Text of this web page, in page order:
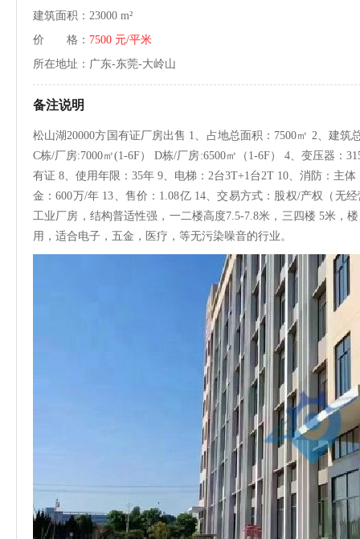
建筑面积：23000 m²
价 格： 7500 元/平米
所在地址：广东-东莞-大岭山
备注说明
松山湖20000方国有证厂房出售 1、占地总面积：7500㎡ 2、建筑
C栋/厂房:7000㎡(1-6F） D栋/厂房:6500㎡（1-6F） 4、变压器：
有证 8、使用年限：35年 9、电梯：2台3T+1台2T 10、消防：主
金：600万/年 13、售价：1.08亿 14、交易方式：股权/产权（无
工业厂房，结构普适性强，一二楼高度7.5-7.8米，三四楼 5米，
用，适合电子，五金，医疗，等无污染噪音的行业。